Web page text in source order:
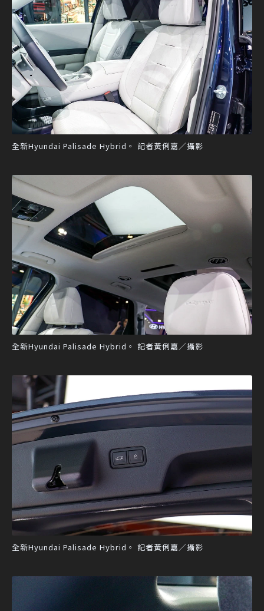
全新Hyundai Palisade Hybrid。 記者黃俐嘉／攝影
全新Hyundai Palisade Hybrid。 記者黃俐嘉／攝影
全新Hyundai Palisade Hybrid。 記者黃俐嘉／攝影